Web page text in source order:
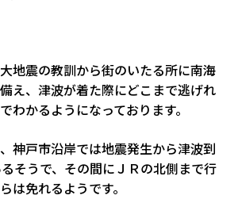
地震の教訓から街のいたる所に南海
え、津波が着た際にどこまで逃げれ
わかるようになっております。
神戸市沿岸では地震発生から津波到
そうで、その間にＪＲの北側まで行
は免れるようです。